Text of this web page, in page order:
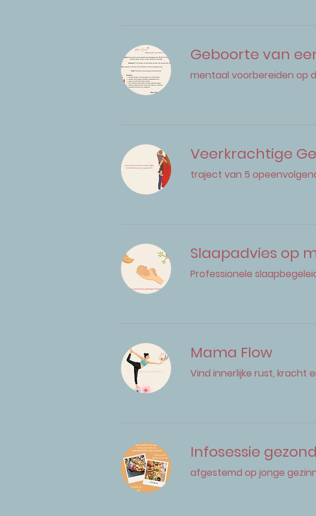
Geboorte van
mentaal voorbereiden op
Veerkrachtige
traject van 5
Slaapadvies op
Professionele
Mama Flow
Vind innerlijke rust, kracht
Infosessie
afgestemd op jonge